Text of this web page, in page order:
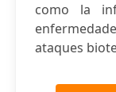
como la
ataques